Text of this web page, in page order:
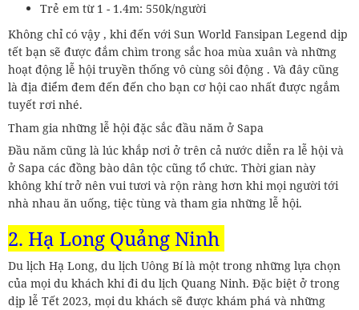
Trẻ em từ 1 - 1.4m: 550k/người
Không chỉ có vậy , khi đến với Sun World Fansipan Legend dịp
tết bạn sẽ được đắm chìm trong sắc hoa mùa xuân và những
hoạt động lễ hội truyền thống vô cùng sôi động . Và đây cũng
là địa điểm đem đến đến cho bạn cơ hội cao nhất được ngắm
tuyết rơi nhé.
Tham gia những lễ hội đặc sắc đầu năm ở Sapa
Đầu năm cũng là lúc khắp nơi ở trên cả nước diễn ra lễ hội và
ở Sapa các đồng bào dân tộc cũng tổ chức. Thời gian này
không khí trở nên vui tươi và rộn ràng hơn khi mọi người tới
nhà nhau ăn uống, tiệc tùng và tham gia những lễ hội.
2. Hạ Long Quảng Ninh
Du lịch Hạ Long, du lịch Uông Bí là một trong những lựa chọn
của mọi du khách khi đi du lịch Quang Ninh. Đặc biệt ở trong
dịp lễ Tết 2023, mọi du khách sẽ được khám phá và những